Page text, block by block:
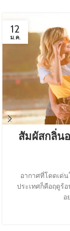
12
ม.ค.
สัมผัสกลิ่น
อากาศที่โดดเด่
ประเทศก็คือฤดูร้
อ